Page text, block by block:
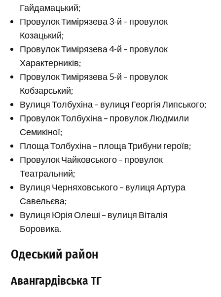
Гайдамацький;
Провулок Тимірязева 3-й – провулок
Козацький;
Провулок Тимірязева 4-й – провулок
Характерників;
Провулок Тимірязева 5-й – провулок
Кобзарський;
Вулиця Толбухіна – вулиця Георгія Липського;
Провулок Толбухіна – провулок Людмили
Семикіної;
Площа Толбухіна – площа Трибуни героїв;
Провулок Чайковського – провулок
Театральний;
Вулиця Черняховського – вулиця Артура
Савельєва;
Вулиця Юрія Олеші – вулиця Віталія
Боровика.
Одеський район
Авангардівська ТГ